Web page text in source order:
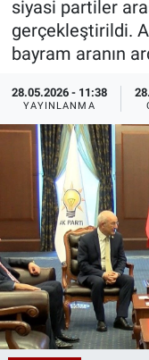
siyasi partiler
gerçekleştirildi.
bayram aranın
28.05.2026 - 11:38
YAYINLANMA
Trend
Özel Haberler
Yazarlar
Ekonomi
Dünya
Medya
Özel Haberler
Kadın
Erişim Bilgileri
Sağlık
Teknoloji
Son Dakika
Haber Arşivi